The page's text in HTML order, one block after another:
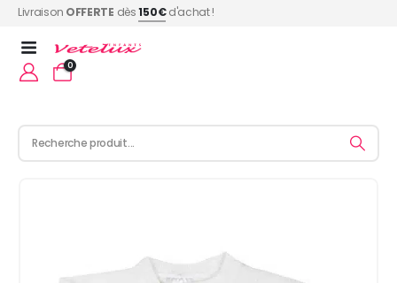
Livraison OFFERTE dès150€d'achat !
0